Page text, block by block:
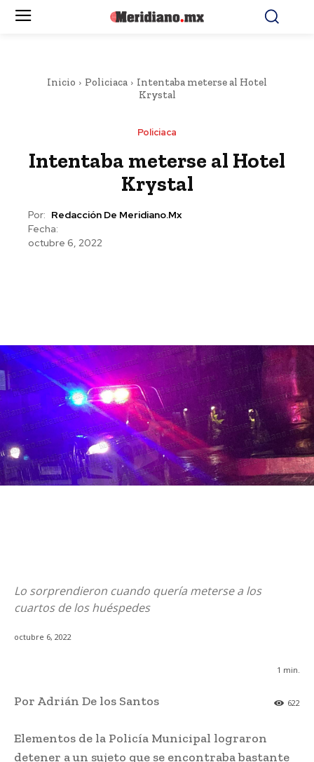
Inicio Policiaca
Intentaba meterse al Hotel
Krystal
Policiaca
Intentaba meterse al Hotel
Krystal
Por: Redacción De Meridiano.mx
Fecha:
octubre 6, 2022
Lo sorprendieron cuando quería meterse a los
cuartos de los huéspedes
octubre 6, 2022
1 min.
622
Por Adrián De los Santos
Elementos de la Policía Municipal lograron
detener a un sujeto que se encontraba bastante